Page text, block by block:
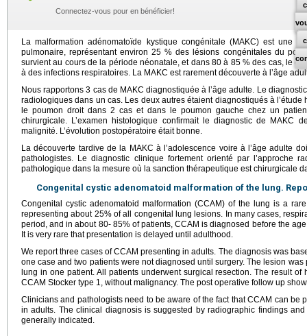
Connectez-vous pour en bénéficier!
La malformation adénomatoïde kystique congénitale (MAKC) est une
pulmonaire, représentant environ 25 % des lésions congénitales du
survient au cours de la période néonatale, et dans 80 à 85 % des cas, le
à des infections respiratoires. La MAKC est rarement découverte à l’âge
Nous rapportons 3 cas de MAKC diagnostiquée à l’âge adulte. Le
radiologiques dans un cas. Les deux autres étaient diagnostiqués à
le poumon droit dans 2 cas et dans le poumon gauche chez un
chirurgicale. L’examen histologique confirmait le diagnostic de MAKC
malignité. L’évolution postopératoire était bonne.
La découverte tardive de la MAKC à l’adolescence voire à l’âge adulte
pathologistes. Le diagnostic clinique fortement orienté par l’approche
pathologique dans la mesure où la sanction thérapeutique est chirurgicale
Congenital cystic adenomatoid malformation of the lung.
Congenital cystic adenomatoid malformation (CCAM) of the lung is a
representing about 25% of all congenital lung lesions. In many cases,
period, and in about 80- 85% of patients, CCAM is diagnosed before the
It is very rare that presentation is delayed until adulthood.
We report three cases of CCAM presenting in adults. The diagnosis was
one case and two patients were not diagnosed until surgery. The lesion
lung in one patient. All patients underwent surgical resection. The result
CCAM Stocker type 1, without malignancy. The post operative follow up
Clinicians and pathologists need to be aware of the fact that CCAM can be
in adults. The clinical diagnosis is suggested by radiographic findings
generally indicated.